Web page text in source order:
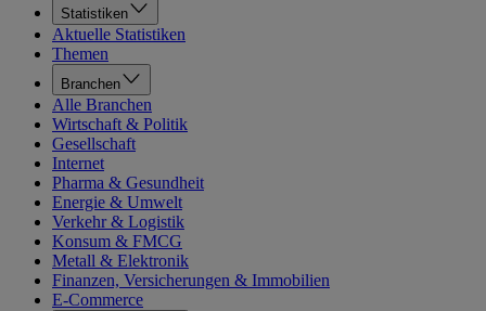
Statistiken
Aktuelle Statistiken
Themen
Branchen
Alle Branchen
Wirtschaft & Politik
Gesellschaft
Internet
Pharma & Gesundheit
Energie & Umwelt
Verkehr & Logistik
Konsum & FMCG
Metall & Elektronik
Finanzen, Versicherungen & Immobilien
E-Commerce